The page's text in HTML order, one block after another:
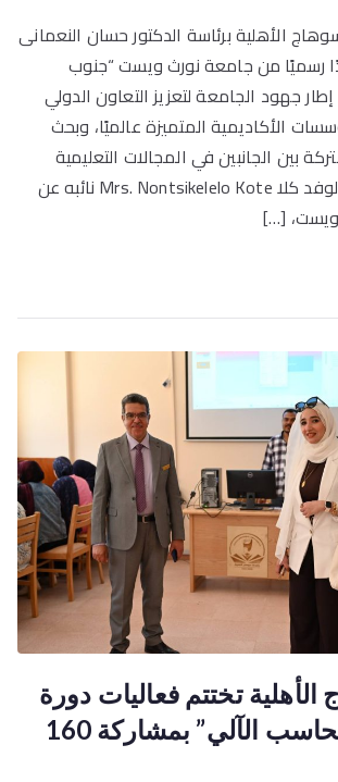
الأهلية برئاسة الدكتور حسان النعمانى
رسميًا من جامعة نورث ويست “جنوب
جهود الجامعة لتعزيز التعاون الدولي
الأكاديمية المتميزة عالميًا، وبحث
بين الجانبين في المجالات التعليمية
والبحثية. وقد ضم الوفد كلا Mrs. Nontsikelelo Kote نائبه عن
[…]
تختتم فعاليات دورة
“أساسيات الحاسب الآلي” بمشاركة 160